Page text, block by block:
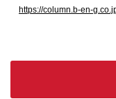
https://column.b-en-